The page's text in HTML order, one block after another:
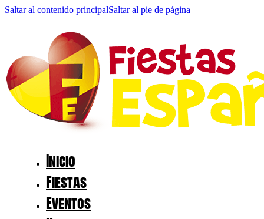
Saltar al contenido principalSaltar al pie de página
Inicio
Fiestas
Eventos